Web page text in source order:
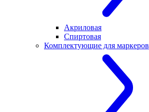
Акриловая
Спиртовая
Комплектующие для маркеров